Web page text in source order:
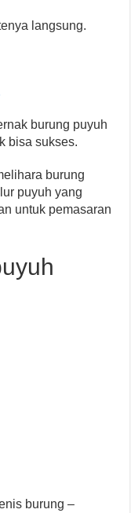
langsung.
burung puyuh
bisa sukses.
burung
puyuh yang
untuk pemasaran
burung –